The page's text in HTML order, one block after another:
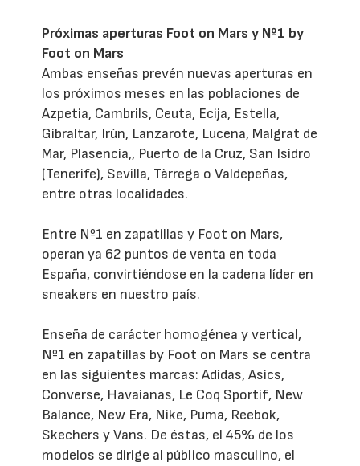
Próximas aperturas Foot on Mars y Nº1 by
Foot on Mars
Ambas enseñas prevén nuevas aperturas en
los próximos meses en las poblaciones de
Azpetia, Cambrils, Ceuta, Ecija, Estella,
Gibraltar, Irún, Lanzarote, Lucena, Malgrat de
Mar, Plasencia,, Puerto de la Cruz, San Isidro
(Tenerife), Sevilla, Tàrrega o Valdepeñas,
entre otras localidades.
Entre Nº1 en zapatillas y Foot on Mars,
operan ya 62 puntos de venta en toda
España, convirtiéndose en la cadena líder en
sneakers en nuestro país.
Enseña de carácter homogénea y vertical,
Nº1 en zapatillas by Foot on Mars se centra
en las siguientes marcas: Adidas, Asics,
Converse, Havaianas, Le Coq Sportif, New
Balance, New Era, Nike, Puma, Reebok,
Skechers y Vans. De éstas, el 45% de los
modelos se dirige al público masculino, el